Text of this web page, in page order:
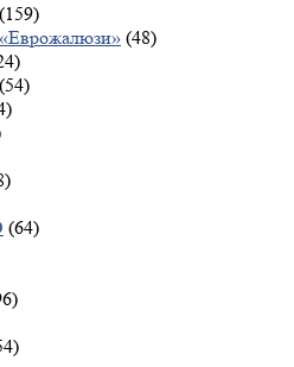
(159)
(48)
(54)
(64)